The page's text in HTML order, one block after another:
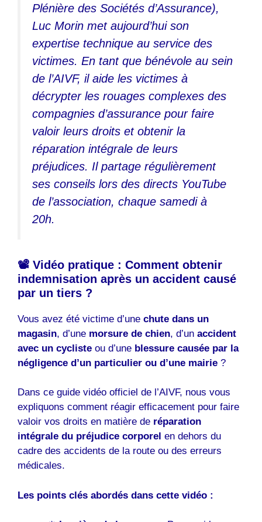
Plénière des Sociétés d’Assurance),
Luc Morin met aujourd’hui son
expertise technique au service des
victimes. En tant que bénévole au sein
de l’AIVF, il aide les victimes à
décrypter les rouages complexes des
compagnies d’assurance pour faire
valoir leurs droits et obtenir la
réparation intégrale de leurs
préjudices. Il partage régulièrement
ses conseils lors des directs YouTube
de l’association, chaque samedi à
20h.
📽️ Vidéo pratique : Comment obtenir
indemnisation après un accident causé
par un tiers ?
Vous avez été victime d’une chute dans un
magasin, d’une morsure de chien, d’un accident
avec un cycliste ou d’une blessure causée par la
négligence d’un particulier ou d’une mairie ?
Dans ce guide vidéo officiel de l’AIVF, nous vous
expliquons comment réagir efficacement pour faire
valoir vos droits en matière de réparation
intégrale du préjudice corporel en dehors du
cadre des accidents de la route ou des erreurs
médicales.
Les points clés abordés dans cette vidéo :